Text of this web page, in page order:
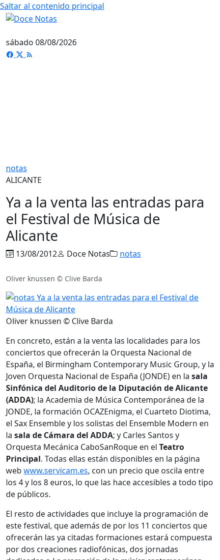
Saltar al contenido principal
sábado 08/08/2026
notas
ALICANTE
Ya a la venta las entradas para
el Festival de Música de
Alicante
13/08/2012 Doce Notas notas
Oliver knussen © Clive Barda
Oliver knussen © Clive Barda
En concreto, están a la venta las localidades para los
conciertos que ofrecerán la Orquesta Nacional de
España, el Birmingham Contemporary Music Group, y la
Joven Orquesta Nacional de España (JONDE) en la sala
Sinfónica del Auditorio de la Diputación de Alicante
(ADDA); la Academia de Música Contemporánea de la
JONDE, la formación OCAZEnigma, el Cuarteto Diotima,
el Sax Ensemble y los solistas del Ensemble Modern en
la sala de Cámara del ADDA; y Carles Santos y
Orquesta Mecánica CaboSanRoque ­en el Teatro
Principal. Todas ellas están disponibles en la página
web www.servicam.es, con un precio que oscila entre
los 4 y los 8 euros, lo que las hace accesibles a todo tipo
de públicos.
El resto de actividades que incluye la programación de
este festival, que además de por los 11 conciertos que
ofrecerán las ya citadas formaciones estará compuesta
por dos creaciones radiofónicas, dos jornadas